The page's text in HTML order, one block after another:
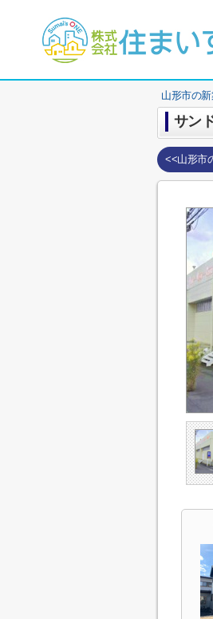
山形市の
サン
<<山形市